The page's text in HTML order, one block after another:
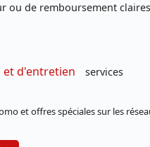
ou de remboursement
et d'entretien
services
et offres spéciales sur les